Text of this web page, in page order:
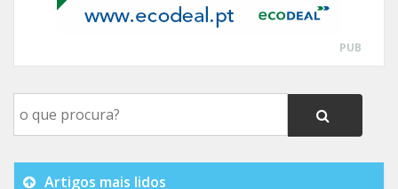
PUB
Artigos mais lidos